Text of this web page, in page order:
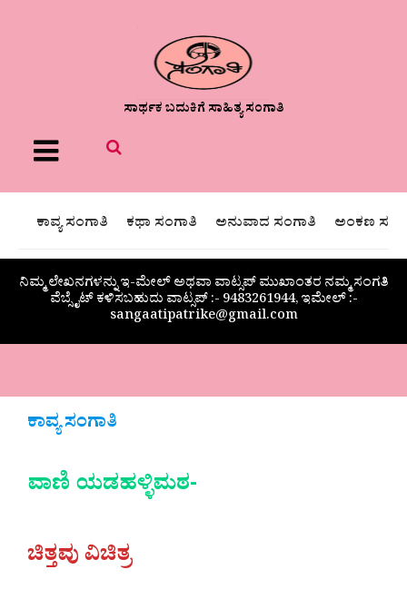
ಸಾರ್ಥಕ ಬದುಕಿಗೆ ಸಾಹಿತ್ಯ ಸಂಗಾತಿ
Menu
ಕಾವ್ಯ ಸಂಗಾತಿ ಕಥಾ ಸಂಗಾತಿ ಅನುವಾದ ಸಂಗಾತಿ ಅಂಕಣ
ನಿಮ್ಮ ಲೇಖನಗಳನ್ನು ಇ-ಮೇಲ್ ಅಥವಾ ವಾಟ್ಸಪ್ ಮುಖಾಂತರ ನಮ್ಮ ಸಂಗತಿ
ವೆಬ್ಸೈಟ್ ಕಳಿಸಬಹುದು ವಾಟ್ಸಪ್‌ :- 9483261944, ಇಮೇಲ್ :-
sangaatipatrike@gmail.com
ಕಾವ್ಯ ಸಂಗಾತಿ
ವಾಣಿ ಯಡಹಳ್ಳಿಮಠ-
ಚಿತ್ತವು ವಿಚಿತ್ರ